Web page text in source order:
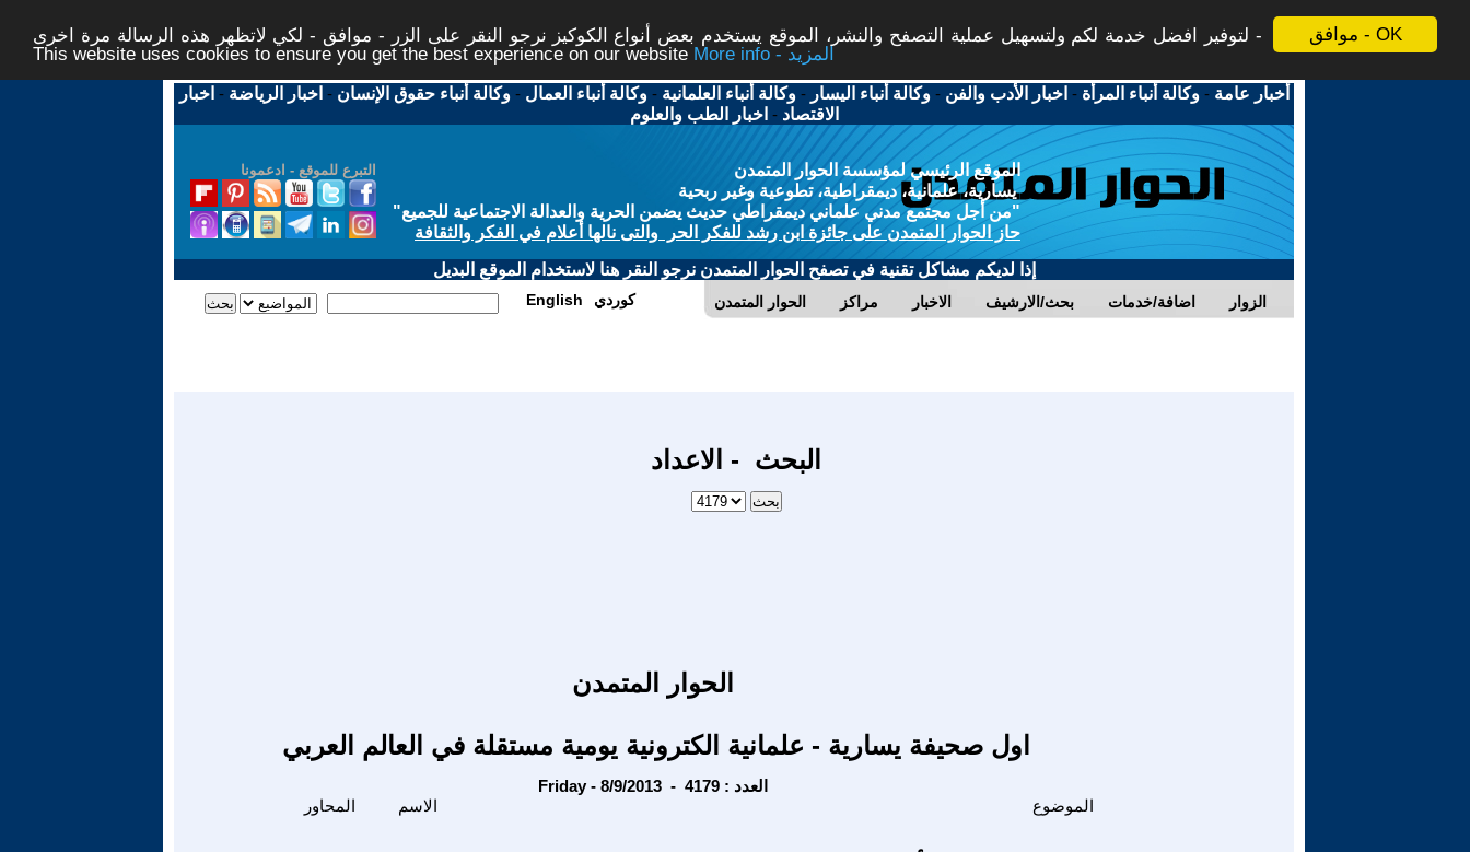
موافق - OK
لتوفير افضل خدمة لكم ولتسهيل عملية التصفح والنشر، الموقع يستخدم بعض أنواع الكوكيز نرجو النقر على الزر - موافق - لكي لاتظهر هذه الرسالة مرة اخرى -
This website uses cookies to ensure you get the best experience on our website
More info - المزيد
أخبار عامة -وكالة أنباء المرأة - اخبار الأدب والفن -وكالة أنباء اليسار -وكالة أنباء العلمانية -وكالة أنباء العمال -وكالة أنباء حقوق الإنسان - اخبار الرياضة - اخبار
الاقتصاد - اخبار الطب والعلوم
التبرع للموقع - ادعمونا
الموقع الرئيسي لمؤسسة الحوار المتمدن
يسارية، علمانية، ديمقراطية، تطوعية وغير ربحية
"من أجل مجتمع مدني علماني ديمقراطي حديث يضمن الحرية والعدالة الاجتماعية للجميع"
حاز الحوار المتمدن على جائزة ابن رشد للفكر الحر والتى نالها أعلام في الفكر والثقافة
إذا لديكم مشاكل تقنية في تصفح الحوار المتمدن نرجو النقر هنا لاستخدام الموقع البديل
الحوار المتمدن مراكز الاخبار بحث/الارشيف اضافة/خدمات الزوار English كوردي
البحث - الاعداد
الحوار المتمدن
اول صحيفة يسارية - علمانية الكترونية يومية مستقلة في العالم العربي
Friday - 8/9/2013 - العدد : 4179
الاسم الموضوع